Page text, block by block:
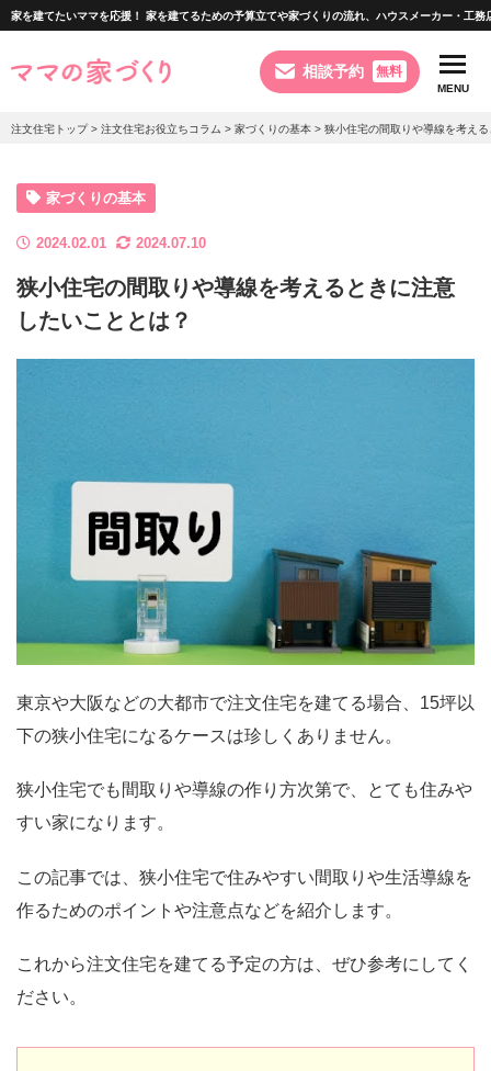
家を建てたいママを応援！ 家を建てるための予算立てや家づくりの流れ、ハウスメーカー・工務
相談予約 無料
MENU
注文住宅のポイント
家づくりの流れ
注文住宅トップ > 注文住宅お役立ちコラム > 家づくりの基本 > 狭小住宅の間取りや導線を考え
家づくりの基本
2024.02.01 2024.07.10
狭小住宅の間取りや導線を考えるときに注意
したいこととは？
東京や大阪などの大都市で注文住宅を建てる場合、15坪以
下の狭小住宅になるケースは珍しくありません。
狭小住宅でも間取りや導線の作り方次第で、とても住みや
すい家になります。
この記事では、狭小住宅で住みやすい間取りや生活導線を
作るためのポイントや注意点などを紹介します。
これから注文住宅を建てる予定の方は、ぜひ参考にしてく
ださい。